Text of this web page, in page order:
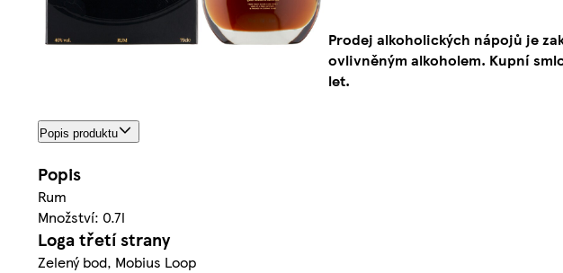
Prodej alkoholických nápojů je
ovlivněným alkoholem. Kupní
let.
Popis produktu
Popis
Rum
Množství: 0.7l
Loga třetí strany
Zelený bod, Mobius Loop